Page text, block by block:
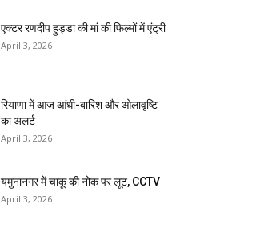
एक्टर रणदीप हुड्डा की मां की फिल्मों में एंट्री
April 3, 2026
रियाणा में आज आंधी-बारिश और ओलावृष्टि
का अलर्ट
April 3, 2026
यमुनानगर में चाकू की नोक पर लूट, CCTV
April 3, 2026